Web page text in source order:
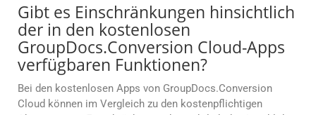
Gibt es Einschränkungen hinsichtlich
der in den kostenlosen
GroupDocs.Conversion Cloud-Apps
verfügbaren Funktionen?
Bei den kostenlosen Apps von GroupDocs.Conversion
Cloud können im Vergleich zu den kostenpflichtigen